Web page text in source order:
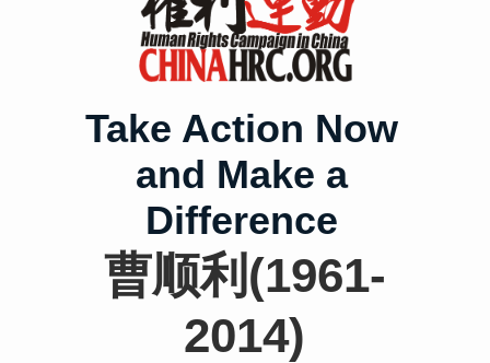
Take Action Now
and Make a
Difference
曹顺利(1961-
2014)